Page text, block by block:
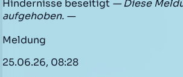
Hindernisse beseitigt — Diese
aufgehoben. —
Meldung
25.06.26, 08:28